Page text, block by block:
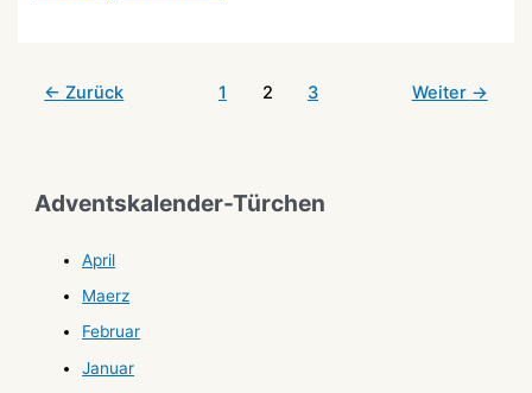
← Zurück 1 2 3 Weiter →
Adventskalender-Türchen
April
Maerz
Februar
Januar